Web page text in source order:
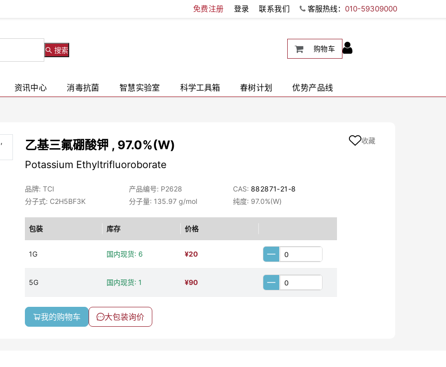
免费注册 登录 联系我们 客服热线： 010-59309000
搜索 购物车
资讯中心 消毒抗菌 智慧实验室 科学工具箱 春树计划 优势产品线
乙基三氟硼酸钾 , 97.0%(W)
Potassium Ethyltrifluoroborate
品牌: TCI 产品编号: P2628 CAS: 882871-21-8
分子式: C2H5BF3K
分子量: 135.97 g/mol 纯度: 97.0%(W)
包装 库存 价格
1G 国内现货: 6 ¥20
5G 国内现货: 1 ¥90
我的购物车 大包装询价
收藏